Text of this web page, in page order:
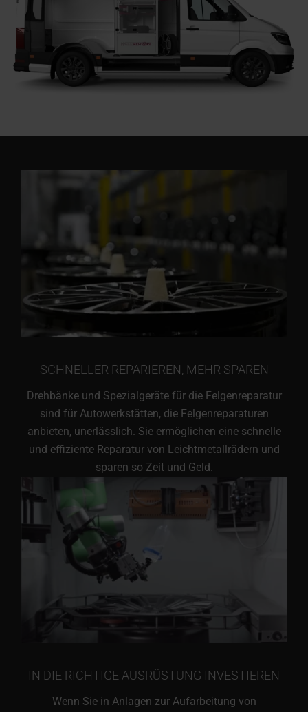
SCHNELLER REPARIEREN, MEHR SPAREN
Drehbänke und Spezialgeräte für die Felgenreparatur
sind für Autowerkstätten, die Felgenreparaturen
anbieten, unerlässlich. Sie ermöglichen eine schnelle
und effiziente Reparatur von Leichtmetallrädern und
sparen so Zeit und Geld.
IN DIE RICHTIGE AUSRÜSTUNG INVESTIEREN
Wenn Sie in Anlagen zur Aufarbeitung von